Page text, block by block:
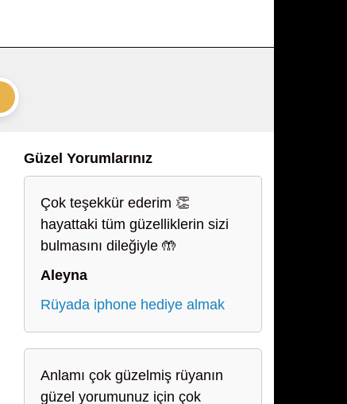
Güzel Yorumlarınız
Çok teşekkür ederim 👏
hayattaki tüm güzelliklerin sizi
bulmasını dileğiyle 🤲
Aleyna
Rüyada iphone hediye almak
Anlamı çok güzelmiş rüyanın
güzel yorumunuz için çok